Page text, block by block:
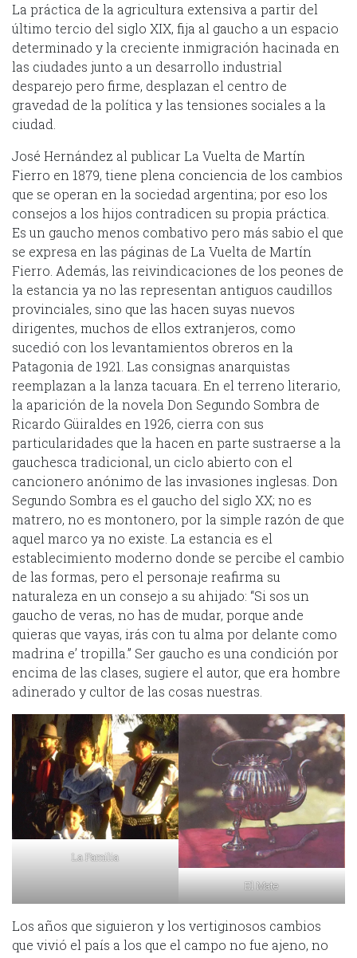
La práctica de la agricultura extensiva a partir del
último tercio del siglo XIX, fija al gaucho a un espacio
determinado y la creciente inmigración hacinada en
las ciudades junto a un desarrollo industrial
desparejo pero firme, desplazan el centro de
gravedad de la política y las tensiones sociales a la
ciudad.
José Hernández al publicar La Vuelta de Martín
Fierro en 1879, tiene plena conciencia de los cambios
que se operan en la sociedad argentina; por eso los
consejos a los hijos contradicen su propia práctica.
Es un gaucho menos combativo pero más sabio el que
se expresa en las páginas de La Vuelta de Martín
Fierro. Además, las reivindicaciones de los peones de
la estancia ya no las representan antiguos caudillos
provinciales, sino que las hacen suyas nuevos
dirigentes, muchos de ellos extranjeros, como
sucedió con los levantamientos obreros en la
Patagonia de 1921. Las consignas anarquistas
reemplazan a la lanza tacuara. En el terreno literario,
la aparición de la novela Don Segundo Sombra de
Ricardo Güiraldes en 1926, cierra con sus
particularidades que la hacen en parte sustraerse a la
gauchesca tradicional, un ciclo abierto con el
cancionero anónimo de las invasiones inglesas. Don
Segundo Sombra es el gaucho del siglo XX; no es
matrero, no es montonero, por la simple razón de que
aquel marco ya no existe. La estancia es el
establecimiento moderno donde se percibe el cambio
de las formas, pero el personaje reafirma su
naturaleza en un consejo a su ahijado: “Si sos un
gaucho de veras, no has de mudar, porque ande
quieras que vayas, irás con tu alma por delante como
madrina e’ tropilla.” Ser gaucho es una condición por
encima de las clases, sugiere el autor, que era hombre
adinerado y cultor de las cosas nuestras.
La Familia
El Mate
Los años que siguieron y los vertiginosos cambios
que vivió el país a los que el campo no fue ajeno, no